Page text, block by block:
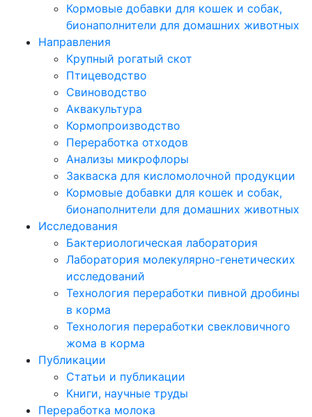
Кормовые добавки для кошек и собак,
бионаполнители для домашних животных
Направления
Крупный рогатый скот
Птицеводство
Свиноводство
Аквакультура
Кормопроизводство
Переработка отходов
Анализы микрофлоры
Закваска для кисломолочной продукции
Кормовые добавки для кошек и собак,
бионаполнители для домашних животных
Исследования
Бактериологическая лаборатория
Лаборатория молекулярно-генетических
исследований
Технология переработки пивной дробины
в корма
Технология переработки свекловичного
жома в корма
Публикации
Статьи и публикации
Книги, научные труды
Переработка молока